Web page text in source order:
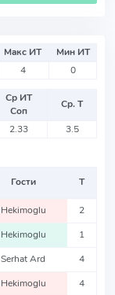
Макс ИТ
Мин ИТ
4 0
Ср ИТ
Соп
Ср. Т
2.33 3.5
Гости Т
Hekimoglu 2
Hekimoglu 1
Serhat Ard 4
Hekimoglu 4